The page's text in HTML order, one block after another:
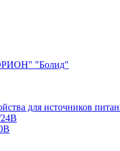
"Болид"
для источников